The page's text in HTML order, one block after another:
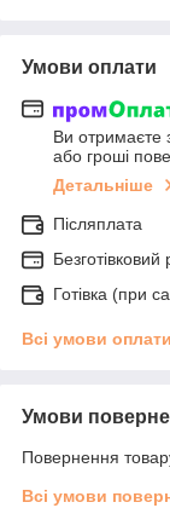
Умови оплати
Ви отримаєте
або гроші
Детальніше
Післяплата
Готівка (при
Всі умови оплати
Умови
Повернення
Всі умови